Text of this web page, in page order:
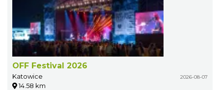
OFF Festival 2026
Katowice 2026-08-07
14.58 km